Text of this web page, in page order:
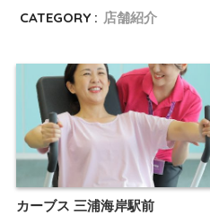
CATEGORY : 店舗紹介
カーブス 三浦海岸駅前